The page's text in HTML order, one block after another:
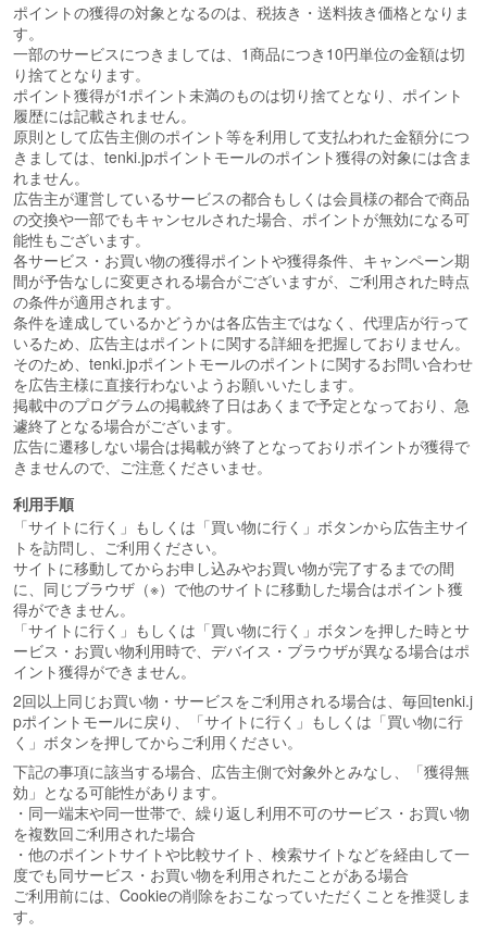
ポイントの獲得の対象となるのは、税抜き・送料抜き価格となりま
す。
一部のサービスにつきましては、1商品につき10円単位の金額は切
り捨てとなります。
ポイント獲得が1ポイント未満のものは切り捨てとなり、ポイント
履歴には記載されません。
原則として広告主側のポイント等を利用して支払われた金額分につ
きましては、tenki.jpポイントモールのポイント獲得の対象には含ま
れません。
広告主が運営しているサービスの都合もしくは会員様の都合で商品
の交換や一部でもキャンセルされた場合、ポイントが無効になる可
能性もございます。
各サービス・お買い物の獲得ポイントや獲得条件、キャンペーン期
間が予告なしに変更される場合がございますが、ご利用された時点
の条件が適用されます。
条件を達成しているかどうかは各広告主ではなく、代理店が行って
いるため、広告主はポイントに関する詳細を把握しておりません。
そのため、tenki.jpポイントモールのポイントに関するお問い合わせ
を広告主様に直接行わないようお願いいたします。
掲載中のプログラムの掲載終了日はあくまで予定となっており、急
遽終了となる場合がございます。
広告に遷移しない場合は掲載が終了となっておりポイントが獲得で
きませんので、ご注意くださいませ。
利用手順
「サイトに行く」もしくは「買い物に行く」ボタンから広告主サイ
トを訪問し、ご利用ください。
サイトに移動してからお申し込みやお買い物が完了するまでの間
に、同じブラウザ（※）で他のサイトに移動した場合はポイント獲
得ができません。
「サイトに行く」もしくは「買い物に行く」ボタンを押した時とサ
ービス・お買い物利用時で、デバイス・ブラウザが異なる場合はポ
イント獲得ができません。
2回以上同じお買い物・サービスをご利用される場合は、毎回tenki.j
pポイントモールに戻り、「サイトに行く」もしくは「買い物に行
く」ボタンを押してからご利用ください。
下記の事項に該当する場合、広告主側で対象外とみなし、「獲得無
効」となる可能性があります。
・同一端末や同一世帯で、繰り返し利用不可のサービス・お買い物
を複数回ご利用された場合
・他のポイントサイトや比較サイト、検索サイトなどを経由して一
度でも同サービス・お買い物を利用されたことがある場合
ご利用前には、Cookieの削除をおこなっていただくことを推奨しま
す。